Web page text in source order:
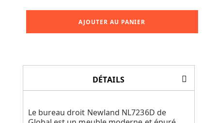
AJOUTER AU PANIER
DÉTAILS
Le bureau droit Newland NL7236D de